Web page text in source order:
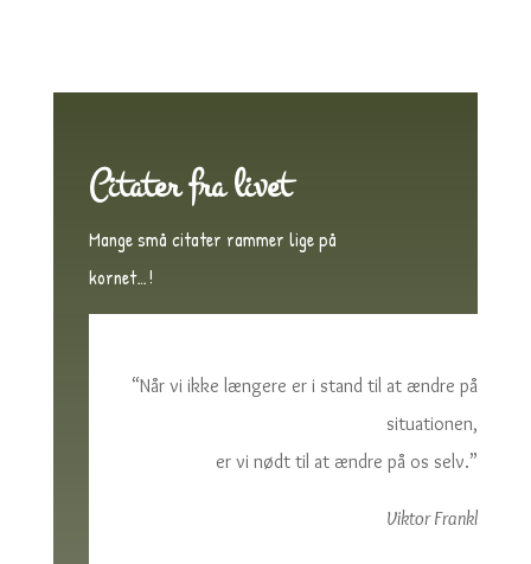
Citater fra livet
Mange små citater rammer lige på
kornet…!
“Når vi ikke længere er i stand til at ændre på
situationen,
er vi nødt til at ændre på os selv.”
Viktor Frankl